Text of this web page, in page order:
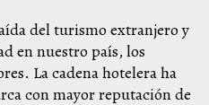
del turismo extranjero y
en nuestro país, los
La cadena hotelera ha
con mayor reputación de